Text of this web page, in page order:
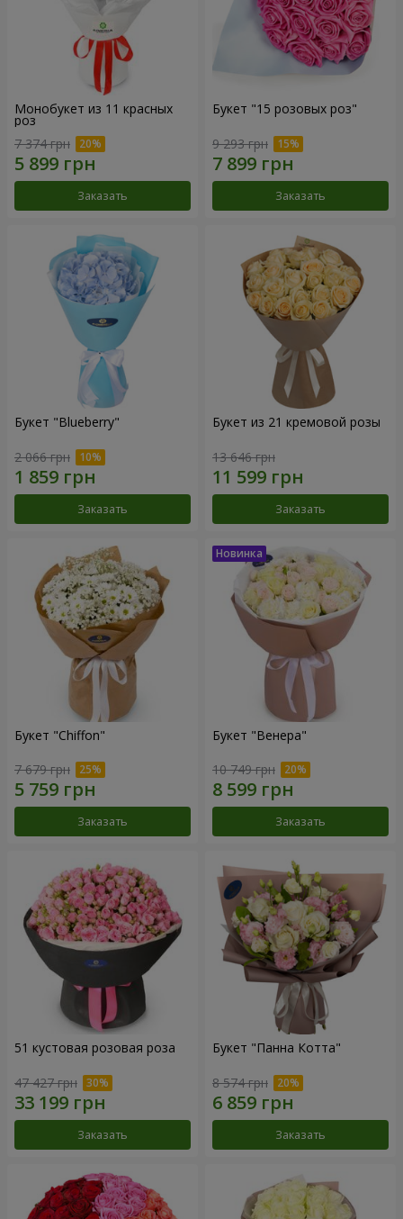
Монобукет из 11 красных
роз
7 374 грн
Заказать
Букет "15 розовых роз"
9 293 грн
Заказать
Букет "Blueberry"
2 066 грн
Заказать
Букет из 21 кремовой розы
13 646 грн
Заказать
Букет "Chiffon"
7 679 грн
Заказать
Букет "Венера"
10 749 грн
Заказать
51 кустовая розовая роза
47 427 грн
Заказать
Букет "Панна Котта"
8 574 грн
Заказать